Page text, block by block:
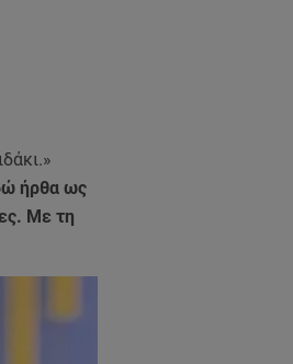
ήρθα ως
Με τη